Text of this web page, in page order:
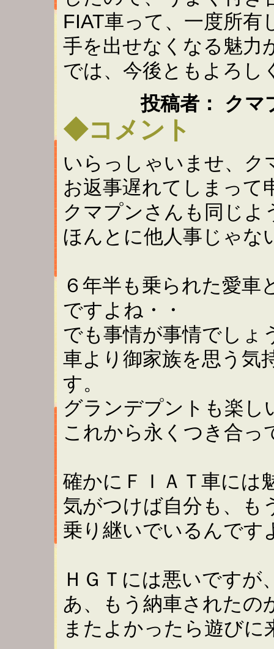
FIAT車って、一度所有
手を出せなくなる魅力
では、今後ともよろし
投稿者： クマ
◆コメント
いらっしゃいませ、ク
お返事遅れてしまって
クマプンさんも同じよ
ほんとに他人事じゃな
６年半も乗られた愛車
ですよね・・
でも事情が事情でしょ
車より御家族を思う気
す。
グランデプントも楽し
これから永くつき合っ
確かにＦＩＡＴ車には
気がつけば自分も、も
乗り継いでいるんで
ＨＧＴには悪いですが
あ、もう納車されたの
またよかったら遊びに